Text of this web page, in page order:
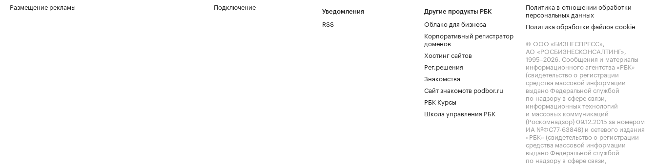
Размещение рекламы
Подключение
Уведомления
RSS
Другие продукты РБК
Облако для бизнеса
Корпоративный регистратор
доменов
Хостинг сайтов
Рег.решения
Знакомства
Сайт знакомств podbor.ru
РБК Курсы
Школа управления РБК
Политика в отношении обработки
персональных данных
Политика обработки файлов cookie
© ООО «БИЗНЕСПРЕСС»,
АО «РОСБИЗНЕСКОНСАЛТИНГ»,
1995–2026. Сообщения и материалы
информационного агентства «РБК»
(свидетельство о регистрации
средства массовой информации
выдано Федеральной службой
по надзору в сфере связи,
информационных технологий
и массовых коммуникаций
(Роскомнадзор) 09.12.2015 за номером
ИА №ФС77-63848) и сетевого издания
«РБК» (свидетельство о регистрации
средства массовой информации
выдано Федеральной службой
по надзору в сфере связи,